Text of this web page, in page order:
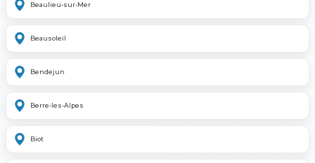
Beaulieu-sur-Mer
Beausoleil
Bendejun
Berre-les-Alpes
Biot